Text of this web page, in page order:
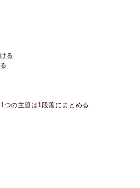
る
つの主題は1段落にまとめる